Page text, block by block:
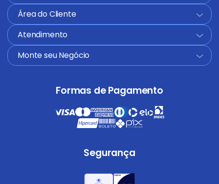
Área do Cliente
+
Atendimento
+
Monte seu Negócio
+
Formas de Pagamento
Segurança